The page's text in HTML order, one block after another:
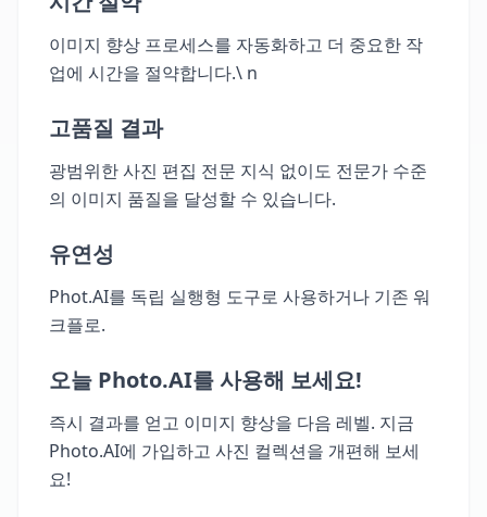
이미지 향상 프로세스를 자동화하고 더 중요한 작
업에 시간을 절약합니다.\ n
고품질 결과
광범위한 사진 편집 전문 지식 없이도 전문가 수준
의 이미지 품질을 달성할 수 있습니다.
유연성
Phot.AI를 독립 실행형 도구로 사용하거나 기존 워
크플로.
오늘 Photo.AI를 사용해 보세요!
즉시 결과를 얻고 이미지 향상을 다음 레벨. 지금
Photo.AI에 가입하고 사진 컬렉션을 개편해 보세
요!